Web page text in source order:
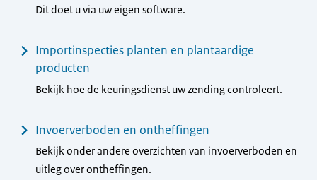
Dit doet u via uw eigen software.
Importinspecties planten en plantaardige
producten
Bekijk hoe de keuringsdienst uw zending controleert.
Invoerverboden en ontheffingen
Bekijk onder andere overzichten van invoerverboden en
uitleg over ontheffingen.